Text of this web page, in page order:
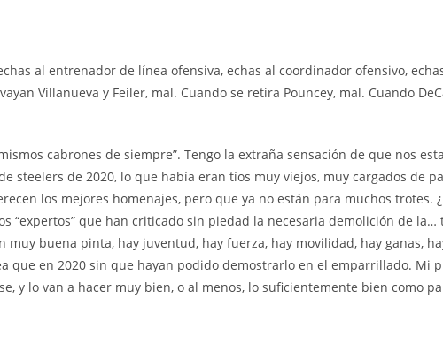
al entrenador de línea ofensiva, echas al coordinador ofensivo,
Villanueva y Feiler, mal. Cuando se retira Pouncey, mal. Cuando
cabrones de siempre”. Tengo la extraña sensación de que nos
steelers de 2020, lo que había eran tíos muy viejos, muy cargados de
los mejores homenajes, pero que ya no están para muchos trotes.
“expertos” que han criticado sin piedad la necesaria demolición de la…
buena pinta, hay juventud, hay fuerza, hay movilidad, hay ganas,
que en 2020 sin que hayan podido demostrarlo en el emparrillado. Mi
y lo van a hacer muy bien, o al menos, lo suficientemente bien como